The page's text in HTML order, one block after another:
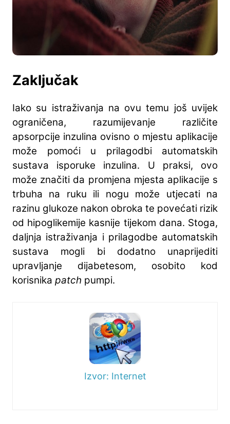
Zaključak
Iako su istraživanja na ovu temu još uvijek
ograničena, razumijevanje različite
apsorpcije inzulina ovisno o mjestu aplikacije
može pomoći u prilagodbi automatskih
sustava isporuke inzulina. U praksi, ovo
može značiti da promjena mjesta aplikacije s
trbuha na ruku ili nogu može utjecati na
razinu glukoze nakon obroka te povećati rizik
od hipoglikemije kasnije tijekom dana. Stoga,
daljnja istraživanja i prilagodbe automatskih
sustava mogli bi dodatno unaprijediti
upravljanje dijabetesom, osobito kod
korisnika patch pumpi.
Izvor: Internet